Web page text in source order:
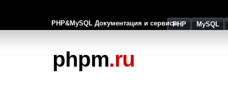
PHP&MySQL Документация и сервисыPHP MySQL
phpm.ru